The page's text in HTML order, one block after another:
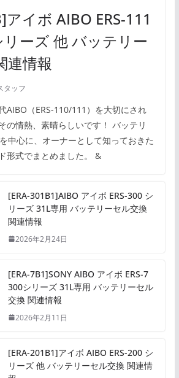
アイボ AIBO ERS-111
リーズ 他 バッテリー
連情報
タッフ
AIBO（ERS-110/111）を大切にされ
の情熱、素晴らしいです！ バッテリ
中心に、オーナーとして知っておきた
形式でまとめました。 &
[ERA-301B1]AIBO アイボ ERS-300 シ
リーズ 31L専用 バッテリーセル交換
関連情報
2026年2月24日
[ERA-7B1]SONY AIBO アイボ ERS-7
300シリーズ 31L専用 バッテリーセル
交換 関連情報
2026年2月11日
[ERA-201B1]アイボ AIBO ERS-200 シ
リーズ 他 バッテリーセル交換 関連情